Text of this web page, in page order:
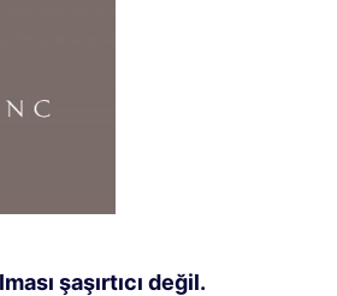
şaşırtıcı değil.